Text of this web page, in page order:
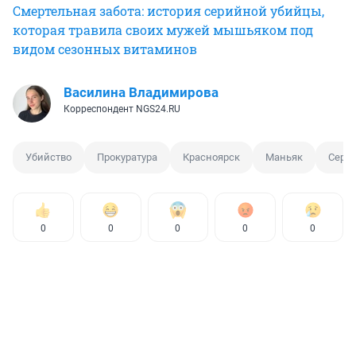
Смертельная забота: история серийной убийцы,
которая травила своих мужей мышьяком под
видом сезонных витаминов
Василина Владимирова
Корреспондент NGS24.RU
Убийство Прокуратура Красноярск Маньяк
0 0 0 0 0